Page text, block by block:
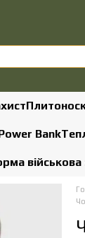
Bank